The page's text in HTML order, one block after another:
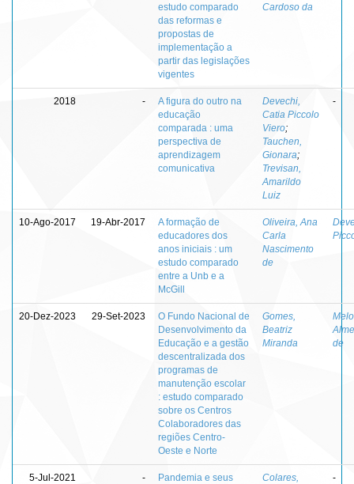
estudo comparado
das reformas e
propostas de
implementação a
partir das legislações
vigentes
Cardoso da
2018 -
A figura do outro na
educação
comparada : uma
perspectiva de
aprendizagem
comunicativa
Devechi,
Catia Piccolo
Viero;
Tauchen,
Gionara;
Trevisan,
Amarildo
Luiz
-
10-Ago-2017 19-Abr-2017
A formação de
educadores dos
anos iniciais : um
estudo comparado
entre a Unb e a
McGill
Oliveira, Ana
Carla
Nascimento
de
20-Dez-2023 29-Set-2023
O Fundo Nacional de
Desenvolvimento da
Educação e a gestão
descentralizada dos
programas de
manutenção escolar
: estudo comparado
sobre os Centros
Colaboradores das
regiões Centro-
Oeste e Norte
Gomes,
Beatriz
Miranda
de
5-Jul-2021 -
Pandemia e seus
Colares,
-